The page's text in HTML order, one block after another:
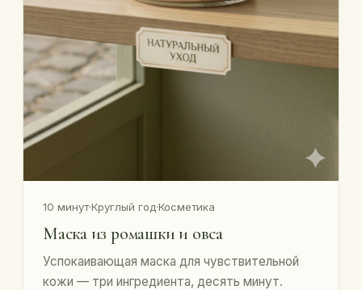
10 минут·Круглый год·Косметика
Маска из ромашки и овса
Успокаивающая маска для чувствительной
кожи — три ингредиента, десять минут.